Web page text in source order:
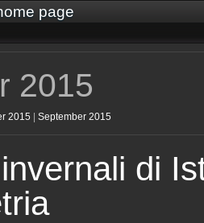
page
2015
2015 September 2015
di